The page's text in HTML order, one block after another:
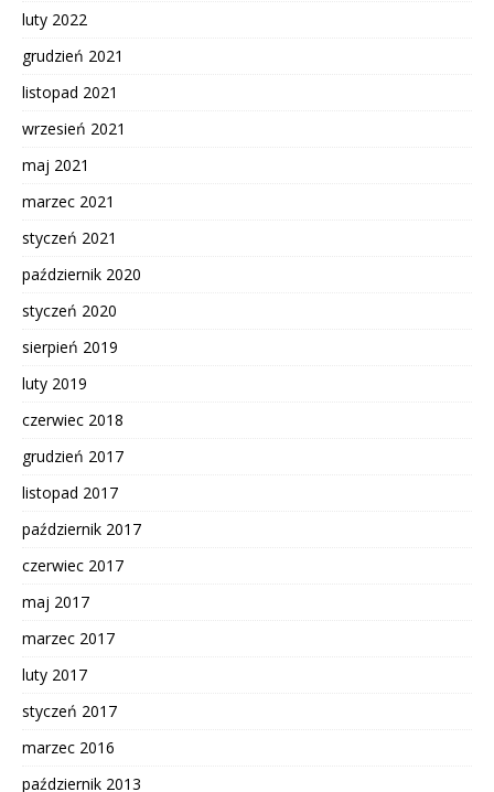
luty 2022
grudzień 2021
listopad 2021
wrzesień 2021
maj 2021
marzec 2021
styczeń 2021
październik 2020
styczeń 2020
sierpień 2019
luty 2019
czerwiec 2018
grudzień 2017
listopad 2017
październik 2017
czerwiec 2017
maj 2017
marzec 2017
luty 2017
styczeń 2017
marzec 2016
październik 2013